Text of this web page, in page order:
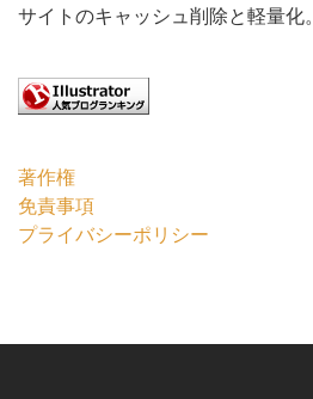
サイトのキャッシュ削除と軽量化。
著作権
免責事項
プライバシーポリシー